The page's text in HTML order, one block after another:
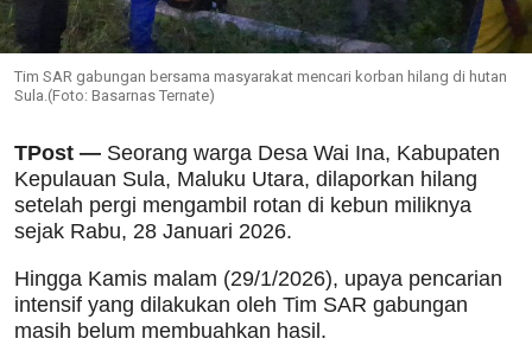
Tim SAR gabungan bersama masyarakat mencari korban hilang di hutan
Sula.(Foto: Basarnas Ternate)
TPost — Seorang warga Desa Wai Ina, Kabupaten
Kepulauan Sula, Maluku Utara, dilaporkan hilang
setelah pergi mengambil rotan di kebun miliknya
sejak Rabu, 28 Januari 2026.
Hingga Kamis malam (29/1/2026), upaya pencarian
intensif yang dilakukan oleh Tim SAR gabungan
masih belum membuahkan hasil.